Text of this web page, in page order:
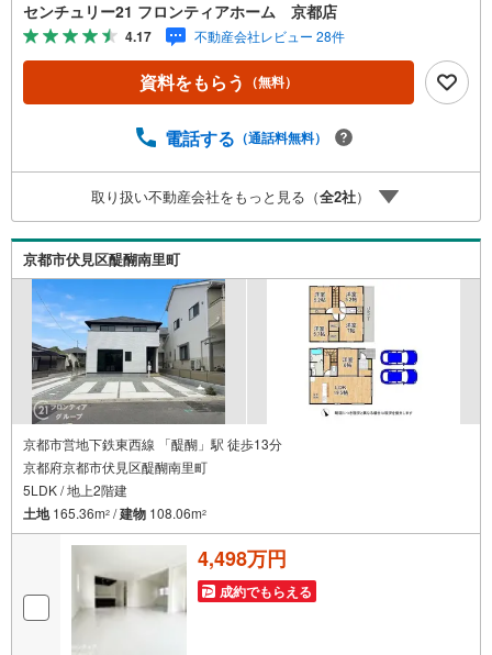
ただけます・食器洗浄乾燥機やシャワートイレなど生活根
便利な設備が整っております 立地・京都市立醍醐小学校ま
で徒歩約9分・京都市立醍醐中学校まで徒歩約4分 弊社が選
ばれる理由 1.お金の扱い方のプロ、ファイナンシャルプラ
きる売却専門チームあり！3.たくさんの銀行と繋がりがあ
引渡し後に必要になったお家のリフォームも弊社のリフォ
ームプランナーがご提案！5.定期的にご連絡を繋ぎ、有事
の際に迅速にサポートいたします弊社は専門家同士が連携
をとっているため、より多くの知見がございます。お気軽
にお問合せください！
センチュリー21 フロンティアホーム 京都店
4.17 不動産会社レビュー 28件
資料をもらう （無料）
電話する （通話料無料）
取り扱い不動産会社をもっと見る（全2社）
京都市伏見区醍醐南里町
京都市営地下鉄東西線 「醍醐」駅 徒歩13分
京都府京都市伏見区醍醐南里町
5LDK / 地上2階建
土地165.36m2 /建物 108.06m2
4,498万円
成約でもらえる